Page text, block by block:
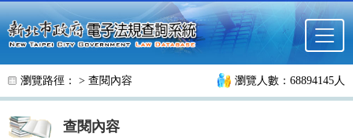
跳至主要內容
瀏覽路徑： > 查閱內容 瀏覽人數：68894145人
查閱內容